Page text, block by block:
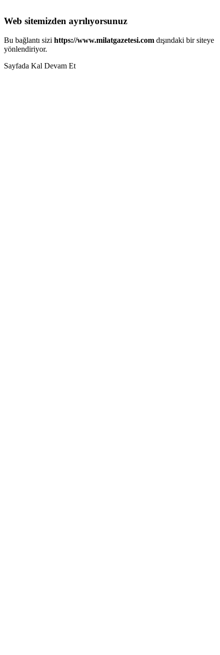
Web sitemizden ayrılıyorsunuz
Bu bağlantı sizi https://www.milatgazetesi.com dışındaki bir siteye
yönlendiriyor.
Sayfada Kal Devam Et